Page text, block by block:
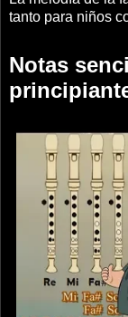
tanto para niños
Notas